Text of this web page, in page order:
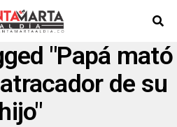
"Papá mató
de su
hijo"